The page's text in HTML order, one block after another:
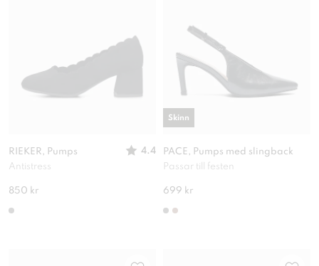
RIEKER, Pumps
4.4
Antistress
850 kr
PACE, Pumps med slingback
Passar till festen
699 kr
Skinn